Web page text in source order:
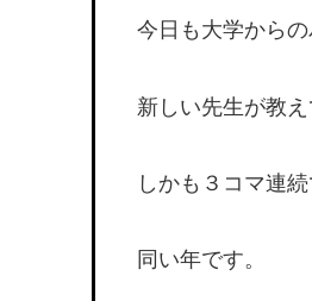
今日も大学からの
新しい先生が教
しかも３コマ連続
同い年です。